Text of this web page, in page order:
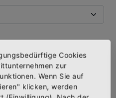
Cookies
zur
Wenn Sie auf
klicken, werden